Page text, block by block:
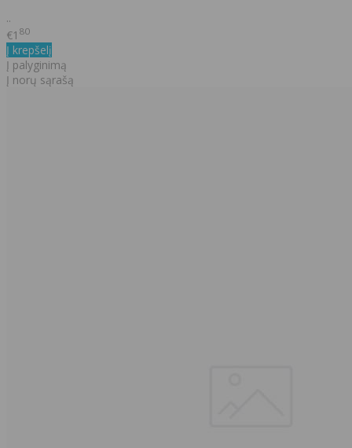
..
€1 80
Į krepšelį
Į palyginimą
Į norų sąrašą